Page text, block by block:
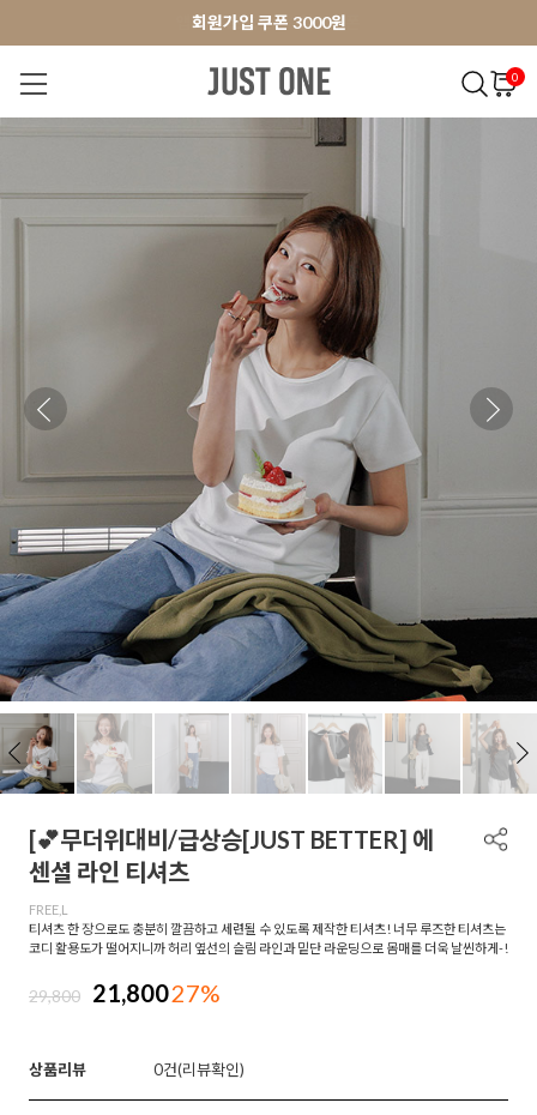
앱 다운로드 10% 할인쿠폰
회원가입 쿠폰 3000원
앱 다운로드 10% 할인쿠폰
0
MADE . J
[💕무더위대비/급상승[JUST BETTER] 에
센셜 라인 티셔츠
FREE,L
티셔츠 한 장으로도 충분히 깔끔하고 세련될 수 있도록 제작한 티셔츠! 너무 루즈한 티셔츠는
코디 활용도가 떨어지니까 허리 옆선의 슬림 라인과 밑단 라운딩으로 몸매를 더욱 날씬하게-!
29,800 21,80027%
상품리뷰 0